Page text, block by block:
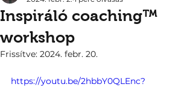
Inspiráló coaching™
workshop
Frissítve: 2024. febr. 20.
https://youtu.be/2hbbY0QLEnc?